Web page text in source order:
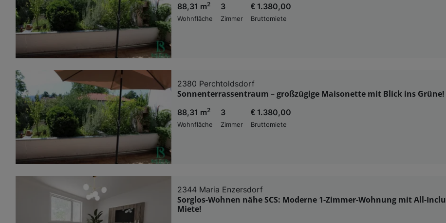
88,31 m2
Wohnfläche
3
Zimmer
€ 1.380,00
Bruttomiete
2380 Perchtoldsdorf
Sonnenterrassentraum – großzügige Maisonette mit Blick ins Grüne!
88,31 m2
Wohnfläche
3
Zimmer
€ 1.380,00
Bruttomiete
2344 Maria Enzersdorf
Sorglos-Wohnen nähe SCS: Moderne 1-Zimmer-Wohnung mit All-
Miete!